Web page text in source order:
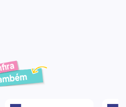
similares